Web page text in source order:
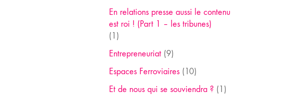
En relations presse aussi le contenu
est roi ! (Part 1 – les tribunes)
(1)
Entrepreneuriat(9)
Espaces Ferroviaires(10)
Et de nous qui se souviendra ? (1)